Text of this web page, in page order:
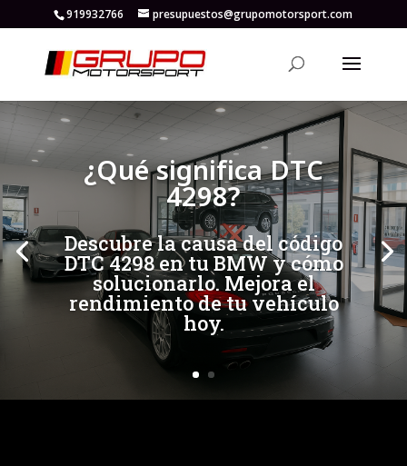
919932766 presupuestos@grupomotorsport.com
¿Qué significa DTC
4298?
Descubre la causa del código
DTC 4298 en tu BMW y cómo
solucionarlo. Mejora el
rendimiento de tu vehículo
hoy.
[/et_pb_slide] [/et_pb_slide]